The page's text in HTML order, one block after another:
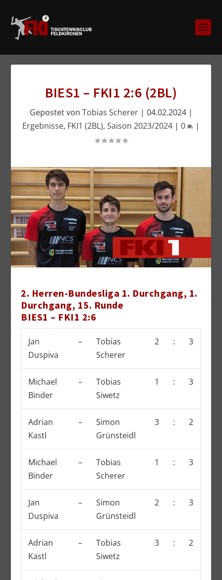
BIES1 – FKI1 2:6 (2BL)
Gepostet von Tobias Scherer| 04.02.2024|
Ergebnisse, FKI1 (2BL), Saison 2023/2024 | 0 |
2. Herren-Bundesliga 1. Durchgang, 1.
Durchgang, 15. Runde
BIES1 – FKI1 2:6
Jan
Duspiva
–
Tobias
Scherer
2 : 3
Michael
Binder
–
Tobias
Siwetz
1 : 3
Adrian
Kastl
–
Simon
Grünsteidl
3 : 2
Michael
Binder
–
Tobias
Scherer
1 : 3
Jan
Duspiva
–
Simon
Grünsteidl
2 : 3
Adrian
Kastl
–
Tobias
Siwetz
3 : 2